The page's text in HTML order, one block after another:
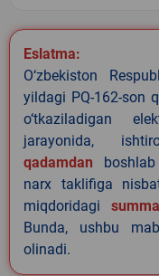
Eslatma:
O‘zbekiston
yildagi PQ-162-son
o‘tkaziladigan
jarayonida,
qadamdan
narx taklifiga
miqdoridagi
Bunda, ushbu
olinadi.